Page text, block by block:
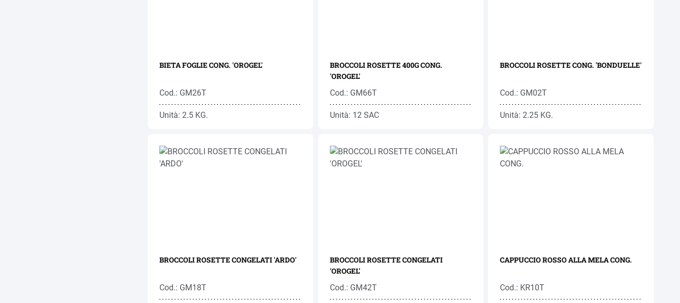
BIETA FOGLIE CONG. 'OROGEL'
Cod.: GM26T
Unità: 2.5 KG.
BROCCOLI ROSETTE 400G CONG.
'OROGEL'
Cod.: GM66T
Unità: 12 SAC
BROCCOLI ROSETTE CONG. 'BONDUELLE'
Cod.: GM02T
Unità: 2.25 KG.
BROCCOLI ROSETTE CONGELATI 'ARDO'
Cod.: GM18T
BROCCOLI ROSETTE CONGELATI
'OROGEL'
Cod.: GM42T
CAPPUCCIO ROSSO ALLA MELA CONG.
Cod.: KR10T